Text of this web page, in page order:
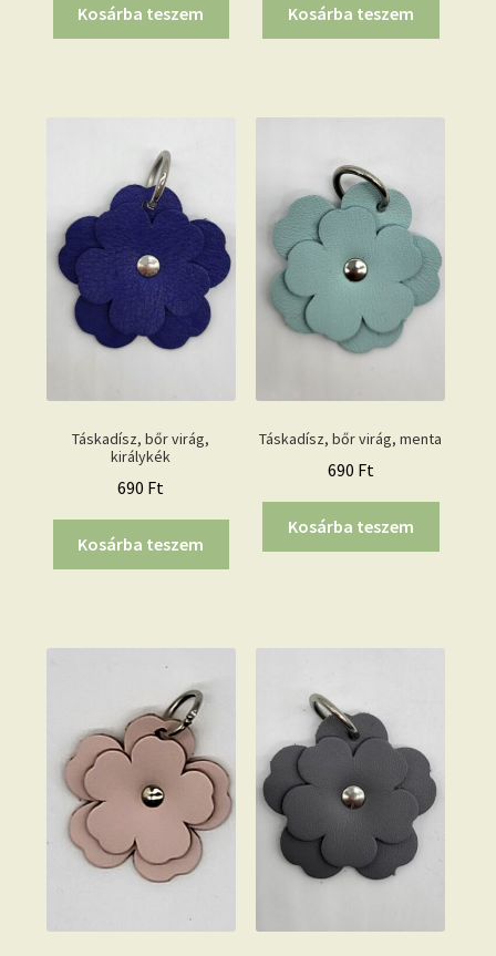
Kosárba teszem Kosárba teszem
Táskadísz, bőr virág,
királykék
690 Ft
Kosárba teszem
Táskadísz, bőr virág, menta
690 Ft
Kosárba teszem